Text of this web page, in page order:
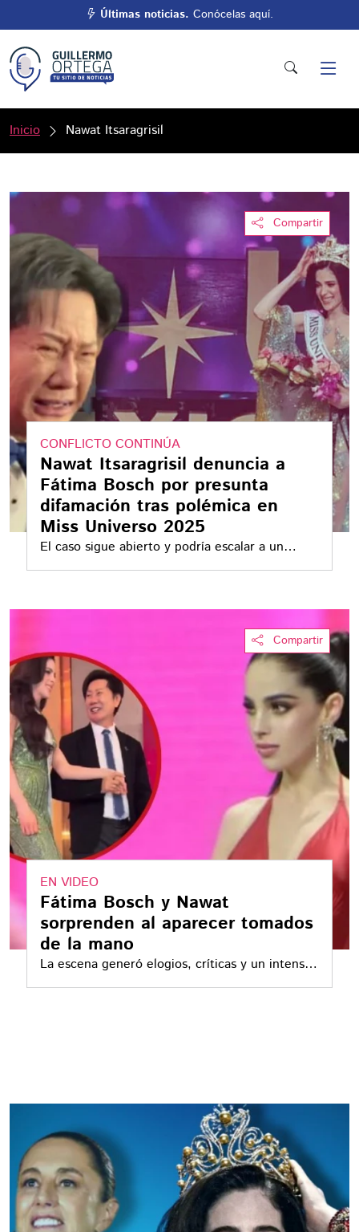
Últimas noticias. Conócelas aquí.
Inicio Nawat Itsaragrisil
Compartir
CONFLICTO CONTINÚA
Nawat Itsaragrisil denuncia a
Fátima Bosch por presunta
difamación tras polémica en
Miss Universo 2025
El caso sigue abierto y podría escalar a un
proceso judicial internacional
Compartir
EN VIDEO
Fátima Bosch y Nawat
sorprenden al aparecer tomados
de la mano
La escena generó elogios, críticas y un intenso
debate digital sobre su significado